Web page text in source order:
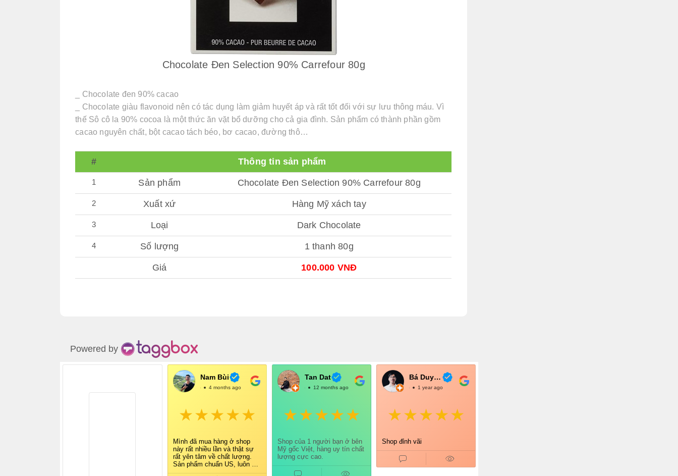
Chocolate Đen Selection 90% Carrefour 80g
_ Chocolate đen 90% cacao
_ Chocolate giàu flavonoid nên có tác dụng làm giảm huyết áp và rất tốt đối với sự lưu thông máu. Vì
thế Sô cô la 90% cocoa là một thức ăn vặt bổ dưỡng cho cả gia đình. Sản phẩm có thành phần gồm
cacao nguyên chất, bột cacao tách béo, bơ cacao, đường thô…
# Thông tin sản phẩm
1 Sản phẩm Chocolate Đen Selection 90% Carrefour 80g
2 Xuất xứ Hàng Mỹ xách tay
3 Loại Dark Chocolate
4 Số lượng 1 thanh 80g
Giá 100.000 VNĐ
Powered by
Nam Bùi
@NamBùi4 months ago
Mình đã mua hàng ở shop
này rất nhiều lần và thật sự
rất yên tâm về chất lượng.
Sản phẩm chuẩn US, luôn có
tem tag đầy đủ, rõ ràng nên
Tan Dat
@TanDat12 months ago
Shop của 1 người bạn ở bên
Mỹ gốc Việt, hàng uy tín chất
lượng cực cao.
Bá Duy Võ
@BáDuyVõ1 year ago
Shop đỉnh vãi